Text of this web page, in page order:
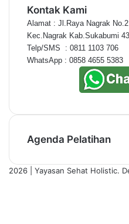
Kontak Kami
Alamat : Jl.Raya Nagrak
Kec.Nagrak Kab.Sukabumi
Telp/SMS  : 0811 1103 706
WhatsApp : 0858 4655 5383
Agenda Pelatihan
2026 | Yayasan Sehat Holistic.